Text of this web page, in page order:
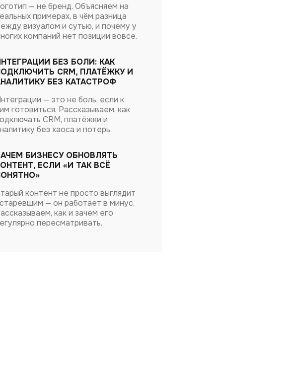
— не бренд. Объясняем на
примерах, в чём разница
визуалом и сутью, и почему у
компаний нет позиции вовсе.
БЕЗ БОЛИ: КАК
CRM, ПЛАТЁЖКУ И
БЕЗ КАТАСТРОФ
— это не боль, если к
готовиться. Рассказываем, как
CRM, платёжки и
без хаоса и потерь.
БИЗНЕСУ ОБНОВЛЯТЬ
ЕСЛИ «И ТАК ВСЁ
контент не просто выглядит
— он работает в минус.
как и зачем его
пересматривать.